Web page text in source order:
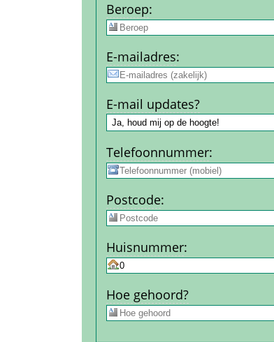
Beroep:
E-mail­adres:
E-mail updates?
Telefoon­nummer:
Post­code:
Huis­nummer:
Hoe gehoord?